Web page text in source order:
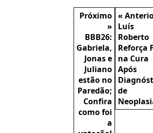
Próximo
»
BBB26:
Gabriela,
Jonas e
Juliano
estão no
Paredão;
Confira
como foi
a
«
Luís
Roberto
Reforça
na Cura
Após
de